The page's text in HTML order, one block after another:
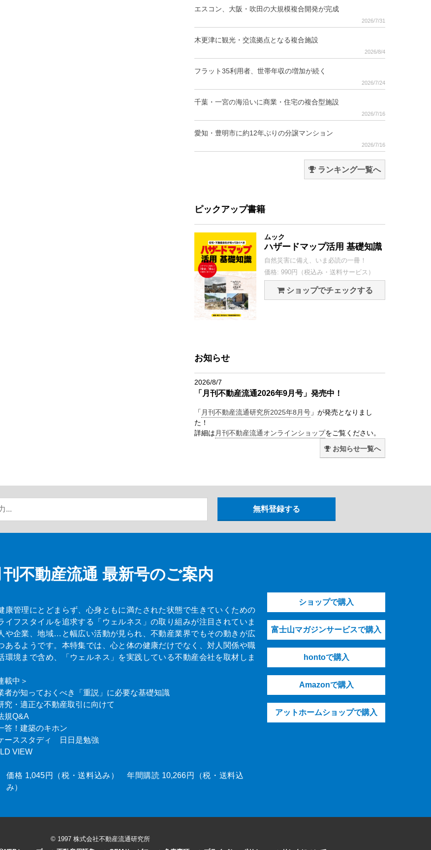
エスコン、大阪・吹田の大規模複合開発が完成
2026/7/31
木更津に観光・交流拠点となる複合施設
2026/8/4
フラット35利用者、世帯年収の増加が続く
2026/7/24
千葉・一宮の海沿いに商業・住宅の複合型施設
2026/7/16
愛知・豊明市に約12年ぶりの分譲マンション
2026/7/16
ランキング一覧へ
ピックアップ書籍
ムック
ハザードマップ活用 基礎知識
自然災害に備え、いま必読の一冊！
価格: 990円（税込み・送料サービス）
ショップでチェックする
お知らせ
2026/8/7
「月刊不動産流通2026年9月号」発売中！
「 月刊不動産流通研究所2025年8月号 」が発売となりまし
た！
詳細は 月刊不動産流通オンラインショップをご覧ください。
お知らせ一覧へ
刊不動産流通 最新号のご案内
康管理にとどまらず、心身ともに満たされた状態で生きていくための
イフスタイルを追求する「ウェルネス」の取り組みが注目されていま
や企業、地域…と幅広い活動が見られ、不動産業界でもその動きが広
あるようです。本特集では、心と体の健康だけでなく、対人関係や職
環境まで含め、「ウェルネス」を実践している不動産会社を取材しま
載中＞
者が知っておくべき「重説」に必要な基礎知識
究・適正な不動産取引に向けて
規Q&A
答！建築のキホン
ーススタディ 日日是勉強
VIEW
価格 1,045円（税・送料込み） 年間購読 10,266円（税・送料込
み）
ショップで購入
富士山マガジンサービスで購入
hontoで購入
Amazonで購入
アットホームショップで購入
© 1997 株式会社不動産流通研究所